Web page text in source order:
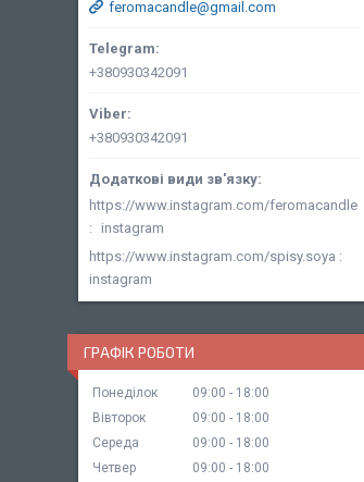
feromacandle@gmail.com
+380930342091
+380930342091
https://www.instagram.com/feromacandle
instagram
https://www.instagram.com/spisy.soya
instagram
ГРАФІК РОБОТИ
Понеділок 09:00
18:00
Вівторок
09:00
18:00
Середа
09:00
18:00
Четвер
09:00 18:00